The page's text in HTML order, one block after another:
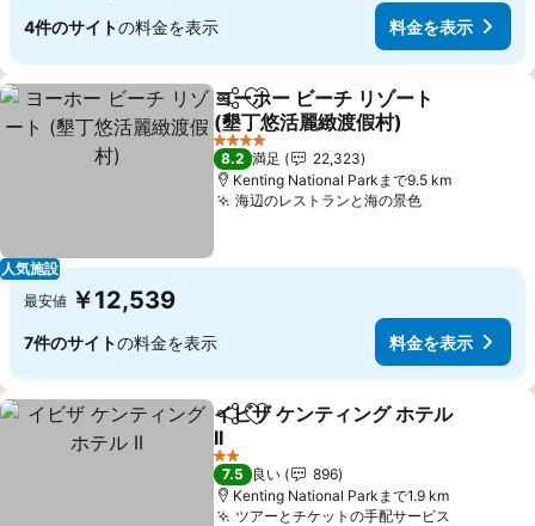
4件のサイトの料金を表示 料金を表示
人気施設
シェアお気に入りに追加
ヨーホー ビーチ リゾート
(墾丁悠活麗緻渡假村)
4 ホテルのランク
8.2 満足
22,323
Kenting National Parkまで9.5 km
海辺のレストランと海の景色
最安値 ￥12,539
7件のサイトの料金を表示 料金を表示
シェアお気に入りに追加
イビザ ケンティング ホテル
II
2 ホテルのランク
7.5 良い
896
Kenting National Parkまで1.9 km
ツアーとチケットの手配サービス